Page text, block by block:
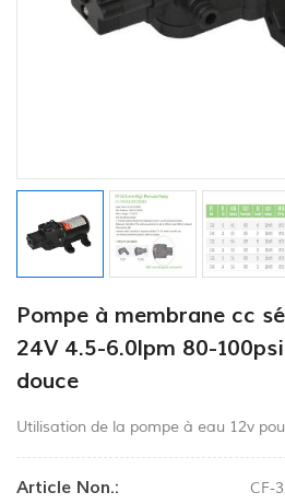
Pompe à membrane cc
24V 4.5-6.0lpm 80-
douce
Utilisation de la pompe à eau 12v
Article Non.: CF-